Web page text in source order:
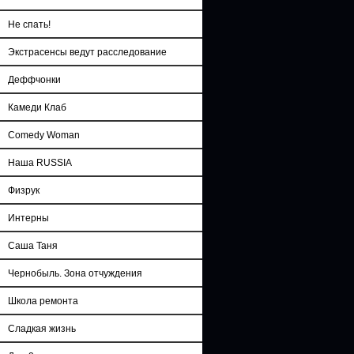
Не спать!
Экстрасенсы ведут расследование
Деффчонки
Камеди Клаб
Comedy Woman
Наша RUSSIA
Физрук
Интерны
Саша Таня
Чернобыль. Зона отчуждения
Школа ремонта
Сладкая жизнь